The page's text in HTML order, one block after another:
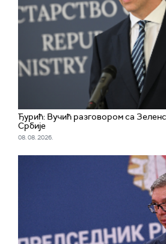
Ђурић: Вучић разговором са
Србије
08. 08. 2026.